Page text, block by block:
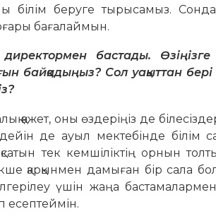
білім беруге тырысамыз.
бағалаймын.
бастады. Өзі­ңіз­ге
байқадыңыз? Сол уақыттан
қажет, оны өздеріңіз де
де ауыл мектебінде білім
тек кемшіліктің орнын
қарқынмен дамыған бір сала
үшін жаңа
есептеймін.